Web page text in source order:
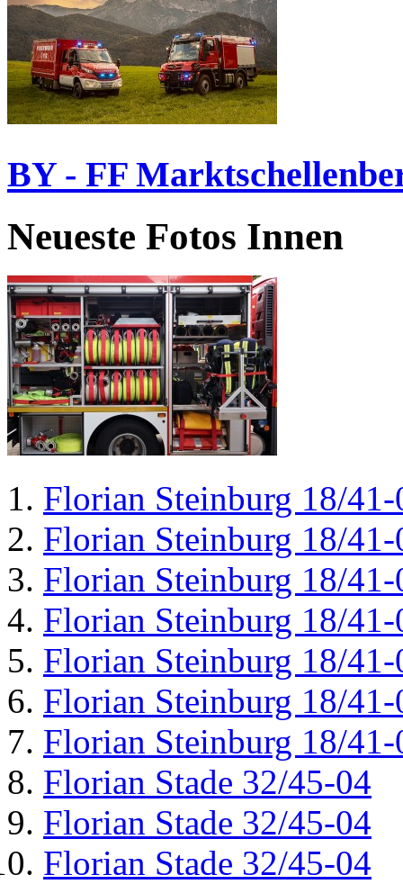
BY - FF
Neueste Fotos Innen
Florian Steinburg 18/41-
Florian Steinburg 18/41-
Florian Steinburg 18/41-
Florian Steinburg 18/41-
Florian Steinburg 18/41-
Florian Steinburg 18/41-
Florian Steinburg 18/41-
Florian Stade 32/45-04
Florian Stade 32/45-04
Florian Stade 32/45-04